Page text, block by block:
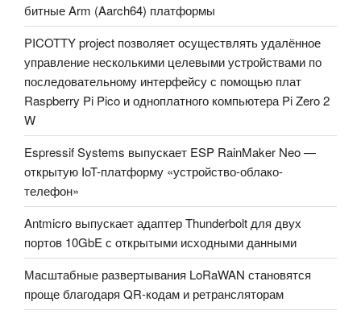
битные Arm (Aarch64) платформы
PICOTTY project позволяет осуществлять удалённое
управление несколькими целевыми устройствами по
последовательному интерфейсу с помощью плат
Raspberry Pi Pico и одноплатного компьютера Pi Zero 2
W
Espressif Systems выпускает ESP RainMaker Neo —
открытую IoT-платформу «устройство-облако-
телефон»
Antmicro выпускает адаптер Thunderbolt для двух
портов 10GbE с открытыми исходными данными
Масштабные развертывания LoRaWAN становятся
проще благодаря QR-кодам и ретрансляторам